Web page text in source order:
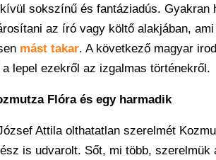
sokszínű és fantáziadús.
az író vagy költő alakjában,
mást takar. A következő magyar
lepel ezekről az izgalmas történekről.
Flóra és egy harmadik
Attila olthatatlan szerelmét
is udvarolt. Sőt, mi több,